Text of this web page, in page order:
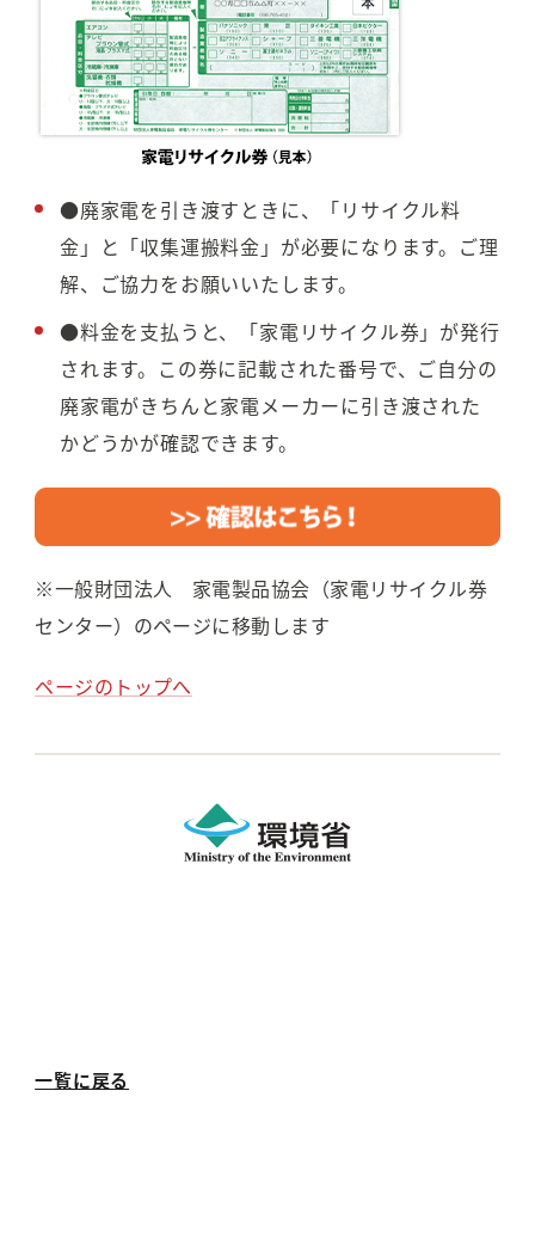
●廃家電を引き渡すときに、「リサイクル料
金」と「収集運搬料金」が必要になります。ご理
解、ご協力をお願いいたします。
●料金を支払うと、「家電リサイクル券」が発行
されます。この券に記載された番号で、ご自分の
廃家電がきちんと家電メーカーに引き渡された
かどうかが確認できます。
※一般財団法人 家電製品協会（家電リサイクル券
センター）のページに移動します
ページのトップへ
一覧に戻る